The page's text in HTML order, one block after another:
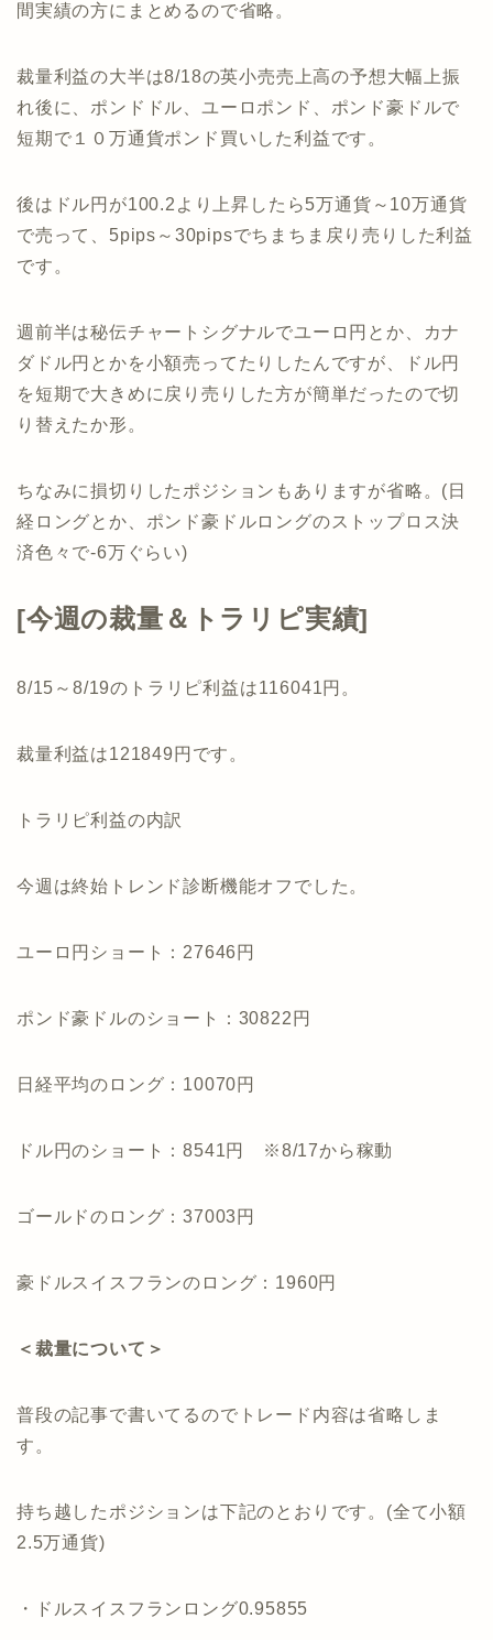
間実績の方にまとめるので省略。
裁量利益の大半は8/18の英小売売上高の予想大幅上振
れ後に、ポンドドル、ユーロポンド、ポンド豪ドルで
短期で１０万通貨ポンド買いした利益です。
後はドル円が100.2より上昇したら5万通貨～10万通貨
で売って、5pips～30pipsでちまちま戻り売りした利益
です。
週前半は秘伝チャートシグナルでユーロ円とか、カナ
ダドル円とかを小額売ってたりしたんですが、ドル円
を短期で大きめに戻り売りした方が簡単だったので切
り替えたか形。
ちなみに損切りしたポジションもありますが省略。(日
経ロングとか、ポンド豪ドルロングのストップロス決
済色々で-6万ぐらい)
[今週の裁量＆トラリピ実績]
8/15～8/19のトラリピ利益は116041円。
裁量利益は121849円です。
トラリピ利益の内訳
今週は終始トレンド診断機能オフでした。
ユーロ円ショート：27646円
ポンド豪ドルのショート：30822円
日経平均のロング：10070円
ドル円のショート：8541円 ※8/17から稼動
ゴールドのロング：37003円
豪ドルスイスフランのロング：1960円
＜裁量について＞
普段の記事で書いてるのでトレード内容は省略しま
す。
持ち越したポジションは下記のとおりです。(全て小額
2.5万通貨)
・ドルスイスフランロング0.95855